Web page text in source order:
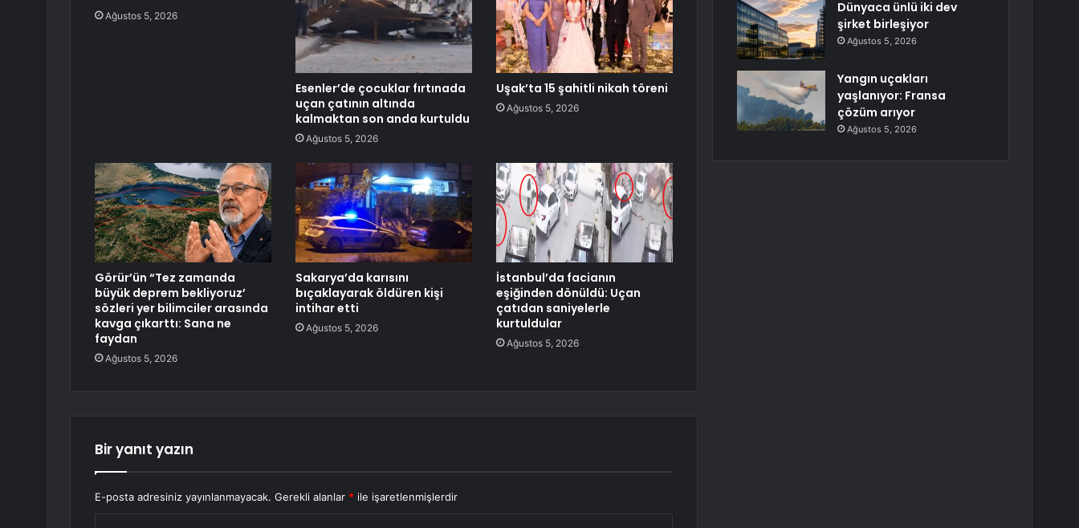
Ağustos 5, 2026
Esenler’de çocuklar fırtınada
uçan çatının altında
kalmaktan son anda kurtuldu
Ağustos 5, 2026
Uşak’ta 15 şahitli nikah töreni
Ağustos 5, 2026
Görür’ün “Tez zamanda
büyük deprem bekliyoruz’
sözleri yer bilimciler arasında
kavga çıkarttı: Sana ne
faydan
Ağustos 5, 2026
Sakarya’da karısını
bıçaklayarak öldüren kişi
intihar etti
Ağustos 5, 2026
İstanbul’da facianın
eşiğinden dönüldü: Uçan
çatıdan saniyelerle
kurtuldular
Ağustos 5, 2026
Bir yanıt yazın
E-posta adresiniz yayınlanmayacak. Gerekli alanlar * ile işaretlenmişlerdir
Dünyaca ünlü iki dev
şirket birleşiyor
Ağustos 5, 2026
Yangın uçakları
yaşlanıyor: Fransa
çözüm arıyor
Ağustos 5, 2026